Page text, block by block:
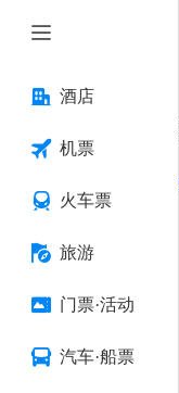
酒店
机票
火车票
旅游
门票·活动
汽车·船票